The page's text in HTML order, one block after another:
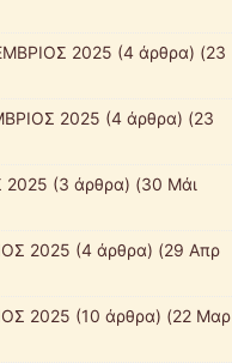
2025 (4 άρθρα) (23
2025 (4 άρθρα) (23
2025 (3 άρθρα) (30 Μάι
2025 (4 άρθρα) (29 Απρ
2025 (10 άρθρα) (22 Μαρ